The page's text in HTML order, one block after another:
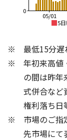
5
05/01
0
1,000
1,500
最低15分遅
年初来高値
の間は昨年
式併合など
権利落ち日
市場のご指
先市場にて